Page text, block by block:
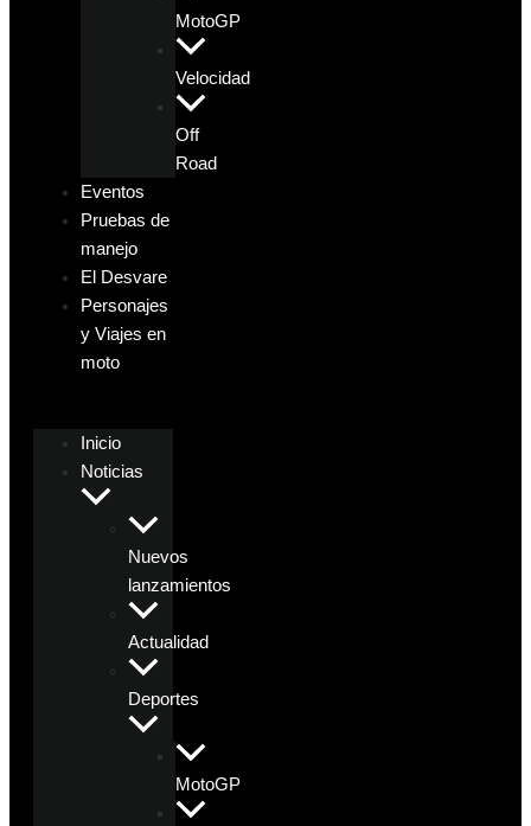
MotoGP
Velocidad
Off
Road
Eventos
Pruebas de
manejo
El Desvare
Personajes
y Viajes en
moto
Inicio
Noticias
Nuevos
lanzamientos
Actualidad
Deportes
MotoGP